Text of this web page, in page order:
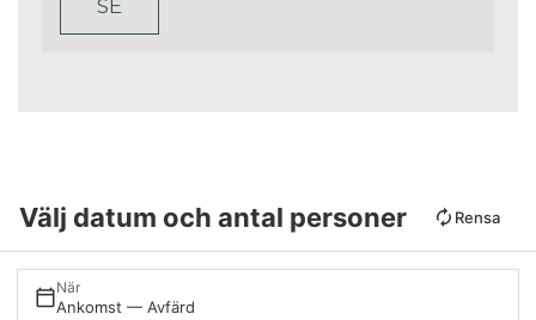
SE
Välj datum och antal personer Rensa
När
Ankomst — Avfärd